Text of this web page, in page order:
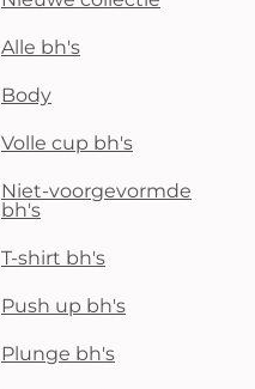
Alle bh's
Body
Volle cup bh's
Niet-voorgevormde
bh's
T-shirt bh's
Push up bh's
Plunge bh's